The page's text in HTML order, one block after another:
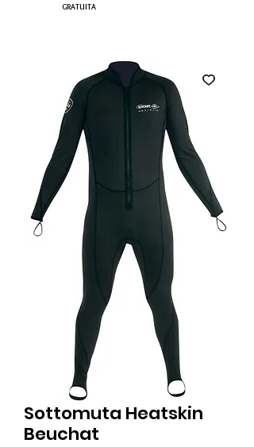
GRATUITA
Sottomuta Heatskin
Beuchat